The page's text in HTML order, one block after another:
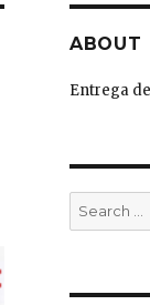
ABOUT
Entrega
Search
for: